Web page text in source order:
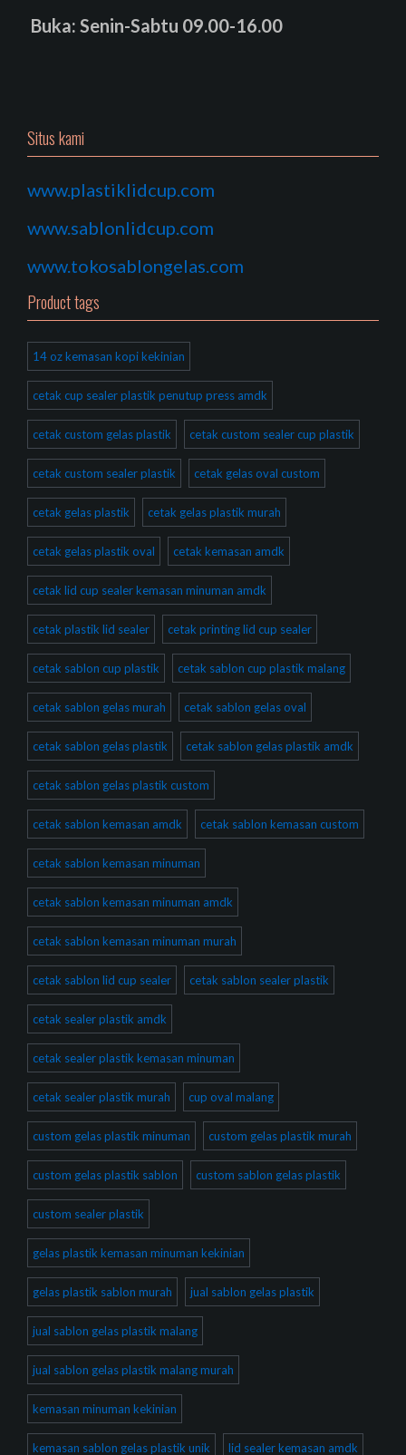
Buka: Senin-Sabtu 09.00-16.00
Situs kami
www.plastiklidcup.com
www.sablonlidcup.com
www.tokosablongelas.com
Product tags
14 oz kemasan kopi kekinian
cetak cup sealer plastik penutup press amdk
cetak custom gelas plastik cetak custom sealer cup plastik
cetak custom sealer plastik cetak gelas oval custom
cetak gelas plastik cetak gelas plastik murah
cetak gelas plastik oval cetak kemasan amdk
cetak lid cup sealer kemasan minuman amdk
cetak plastik lid sealer cetak printing lid cup sealer
cetak sablon cup plastik cetak sablon cup plastik malang
cetak sablon gelas murah cetak sablon gelas oval
cetak sablon gelas plastik cetak sablon gelas plastik amdk
cetak sablon gelas plastik custom
cetak sablon kemasan amdk cetak sablon kemasan custom
cetak sablon kemasan minuman
cetak sablon kemasan minuman amdk
cetak sablon kemasan minuman murah
cetak sablon lid cup sealer cetak sablon sealer plastik
cetak sealer plastik amdk
cetak sealer plastik kemasan minuman
cetak sealer plastik murah cup oval malang
custom gelas plastik minuman custom gelas plastik murah
custom gelas plastik sablon custom sablon gelas plastik
custom sealer plastik
gelas plastik kemasan minuman kekinian
gelas plastik sablon murah jual sablon gelas plastik
jual sablon gelas plastik malang
jual sablon gelas plastik malang murah
kemasan minuman kekinian
kemasan sablon gelas plastik unik lid sealer kemasan amdk